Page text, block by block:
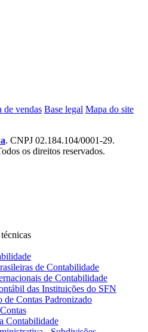
de vendas Base legal Mapa do site
. CNPJ 02.184.104/0001-29.
os direitos reservados.
de Contabilidade
de Contabilidade
das Instituições do SFN
Contas Padronizado
Contabilidade